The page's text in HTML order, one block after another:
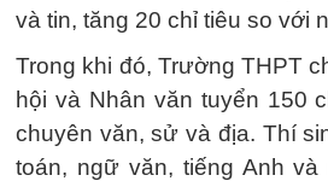
và tin, tăng 20 chỉ tiêu so với
Trong khi đó, Trường THPT
hội và Nhân văn tuyển 150
chuyên văn, sử và địa. Thí
toán, ngữ văn, tiếng Anh